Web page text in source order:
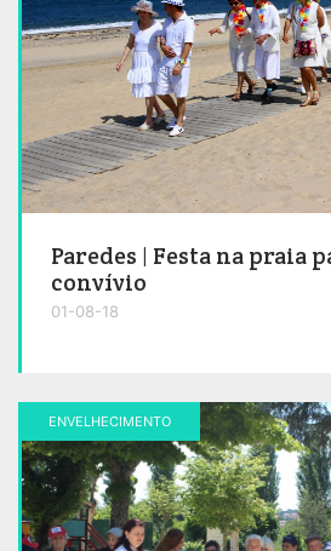
Paredes | Festa na praia
convívio
01-08-18
ENVELHECIMENTO